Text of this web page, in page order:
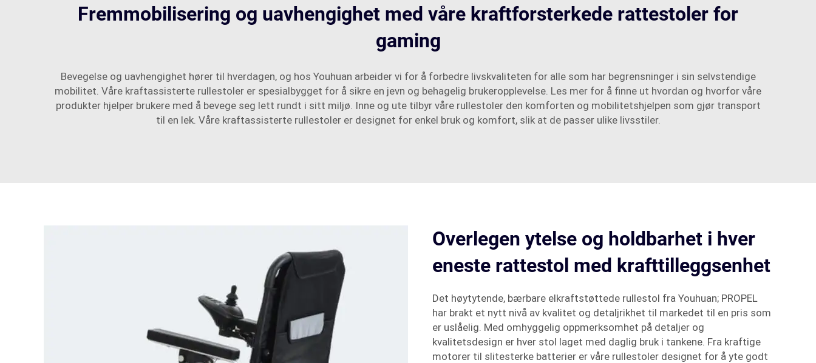
Fremmobilisering og uavhengighet med våre kraftforsterkede rattestoler for
gaming
Bevegelse og uavhengighet hører til hverdagen, og hos Youhuan arbeider vi for å forbedre livskvaliteten for alle som har begrensninger i sin selvstendige
mobilitet. Våre kraftassisterte rullestoler er spesialbygget for å sikre en jevn og behagelig brukeropplevelse. Les mer for å finne ut hvordan og hvorfor våre
produkter hjelper brukere med å bevege seg lett rundt i sitt miljø. Inne og ute tilbyr våre rullestoler den komforten og mobilitetshjelpen som gjør transport
til en lek. Våre kraftassisterte rullestoler er designet for enkel bruk og komfort, slik at de passer ulike livsstiler.
Overlegen ytelse og holdbarhet i hver
eneste rattestol med krafttilleggsenhet
Det høytytende, bærbare elkraftstøttede rullestol fra Youhuan; PROPEL
har brakt et nytt nivå av kvalitet og detaljrikhet til markedet til en pris som
er uslåelig. Med omhyggelig oppmerksomhet på detaljer og
kvalitetsdesign er hver stol laget med daglig bruk i tankene. Fra kraftige
motorer til slitesterke batterier er våre rullestoler designet for å yte godt